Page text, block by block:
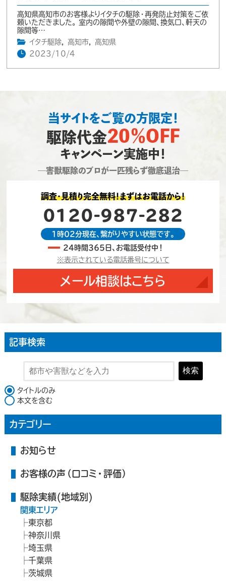
高知県高知市のお客様よりイタチの駆除・再発防止対策をご依
頼いただきました。 室内の隙間や外壁の隙間、換気口、軒天の
隙間等…
イタチ駆除
高知市
高知県
2023/10/4
当サイトをご覧の方限定！
駆除代金20％OFF
キャンペーン実施中！
―害獣駆除のプロが一匹残らず徹底退治―
調査・見積り完全無料！まずはお電話から！
0120-987-282
1時02分現在、繋がりやすい状態です。
24時間365日、お電話受付中！
※表示されている電話番号について
メール相談はこちら
記事検索
検索
検索対象
タイトルのみ
本文を含む
カテゴリー
お知らせ
お客様の声（口コミ・評価）
駆除実績(地域別)
関東エリア
東京都
神奈川県
埼玉県
千葉県
茨城県